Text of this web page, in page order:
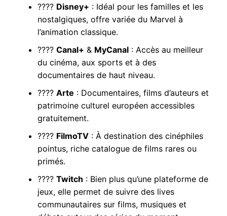
???? Disney+ : Idéal pour les familles et les
nostalgiques, offre variée du Marvel à
l’animation classique.
???? Canal+ & MyCanal: Accès au meilleur
du cinéma, aux sports et à des
documentaires de haut niveau.
???? Arte : Documentaires, films d’auteurs et
patrimoine culturel européen accessibles
gratuitement.
???? FilmoTV: À destination des cinéphiles
pointus, riche catalogue de films rares ou
primés.
???? Twitch : Bien plus qu’une plateforme de
jeux, elle permet de suivre des lives
communautaires sur films, musiques et